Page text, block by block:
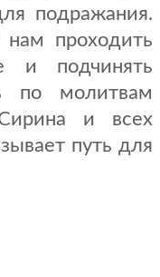
подражания.
нам проходить
и подчинять
по молитвам
и всех
путь для